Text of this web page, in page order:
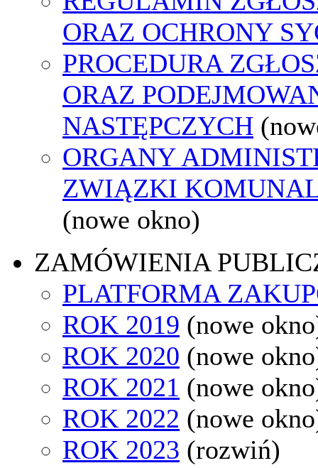
ORAZ OCHRONY
PROCEDURA
ORAZ
NASTĘPCZYCH
ORGANY
ZWIĄZKI
(nowe okno)
ZAMÓWIENIA
PLATFORMA
ROK 2019 (nowe
ROK 2020 (nowe
ROK 2021 (nowe
ROK 2022 (nowe
ROK 2023 (rozwiń)